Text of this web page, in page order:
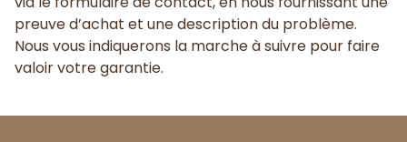
preuve d’achat et une description du problème.
Nous vous indiquerons la marche à suivre pour faire
valoir votre garantie.